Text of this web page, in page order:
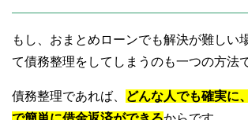
もし、おまとめローンでも解決が難しい
て債務整理をしてしまうのも一つの方法
債務整理であれば、
どんな人でも確実に